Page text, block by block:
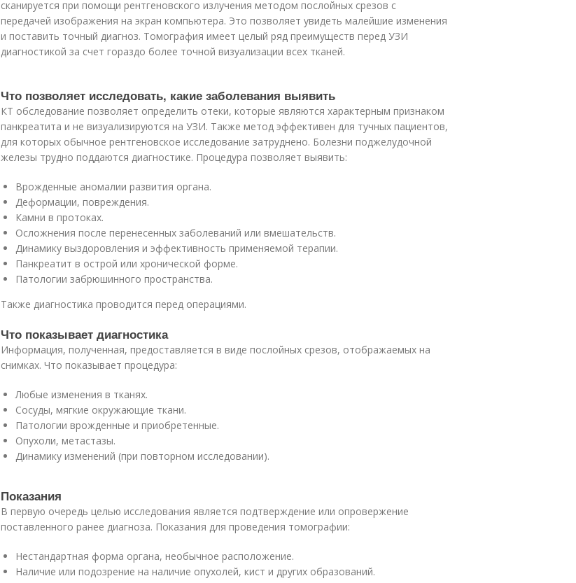
сканируется при помощи рентгеновского излучения методом послойных срезов с
передачей изображения на экран компьютера. Это позволяет увидеть малейшие изменения
и поставить точный диагноз. Томография имеет целый ряд преимуществ перед УЗИ
диагностикой за счет гораздо более точной визуализации всех тканей.
Что позволяет исследовать, какие заболевания выявить
КТ обследование позволяет определить отеки, которые являются характерным признаком
панкреатита и не визуализируются на УЗИ. Также метод эффективен для тучных пациентов,
для которых обычное рентгеновское исследование затруднено. Болезни поджелудочной
железы трудно поддаются диагностике. Процедура позволяет выявить:
Врожденные аномалии развития органа.
Деформации, повреждения.
Камни в протоках.
Осложнения после перенесенных заболеваний или вмешательств.
Динамику выздоровления и эффективность применяемой терапии.
Панкреатит в острой или хронической форме.
Патологии забрюшинного пространства.
Также диагностика проводится перед операциями.
Что показывает диагностика
Информация, полученная, предоставляется в виде послойных срезов, отображаемых на
снимках. Что показывает процедура:
Любые изменения в тканях.
Сосуды, мягкие окружающие ткани.
Патологии врожденные и приобретенные.
Опухоли, метастазы.
Динамику изменений (при повторном исследовании).
Показания
В первую очередь целью исследования является подтверждение или опровержение
поставленного ранее диагноза. Показания для проведения томографии:
Нестандартная форма органа, необычное расположение.
Наличие или подозрение на наличие опухолей, кист и других образований.